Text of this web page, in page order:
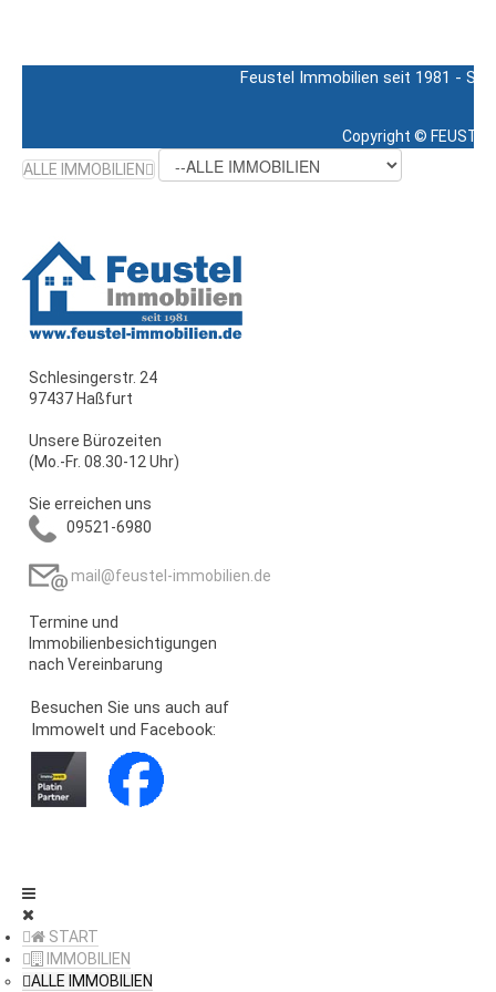
Feustel Immobilien seit 1981 -
Copyright ©
ALLE IMMOBILIEN
Schlesingerstr. 24
97437 Haßfurt
Unsere Bürozeiten
(Mo.-Fr. 08.30-12 Uhr)
Sie erreichen uns
09521-6980
mail@feustel-immobilien.de
Termine und
Immobilienbesichtigungen
nach Vereinbarung
Besuchen Sie uns auch auf
Immowelt und Facebook:
START
IMMOBILIEN
ALLE IMMOBILIEN